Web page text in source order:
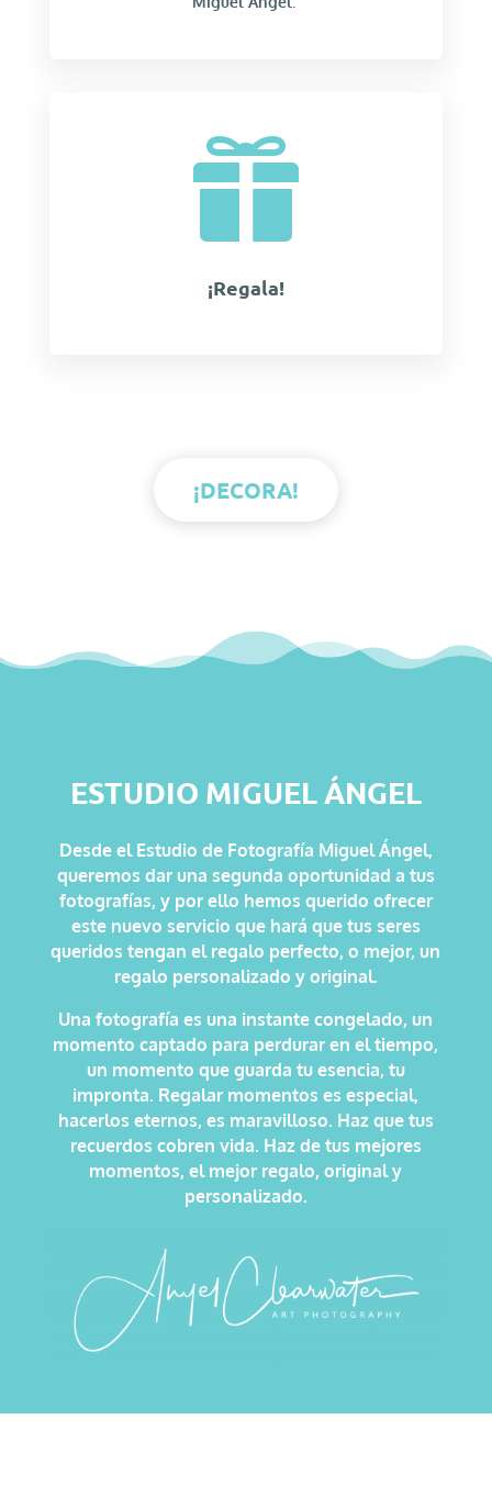

¡Regala!
¡DECORA!
ESTUDIO MIGUEL ÁNGEL
Desde el Estudio de Fotografía Miguel Ángel,
queremos dar una segunda oportunidad a tus
fotografías, y por ello hemos querido ofrecer
este nuevo servicio que hará que tus seres
queridos tengan el regalo perfecto, o mejor, un
regalo personalizado y original.
Una fotografía es una instante congelado, un
momento captado para perdurar en el tiempo,
un momento que guarda tu esencia, tu
impronta. Regalar momentos es especial,
hacerlos eternos, es maravilloso. Haz que tus
recuerdos cobren vida. Haz de tus mejores
momentos, el mejor regalo, original y
personalizado.